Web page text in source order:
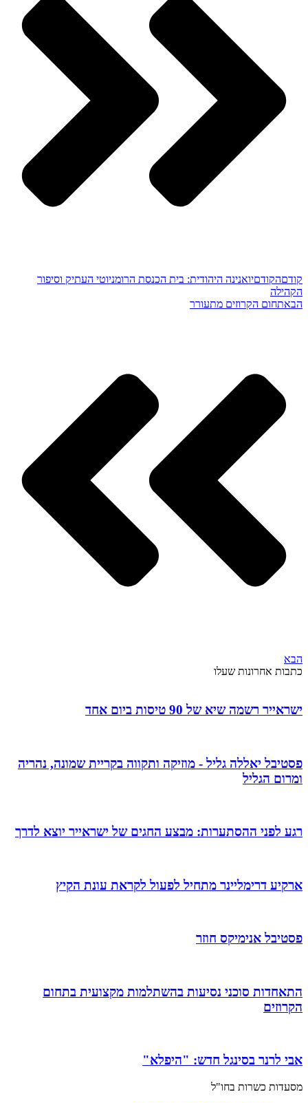
קודםהקודםיואנינה היהודית: בית הכנסת הרומניוטי העתיק וסיפור
הקהילה
הבאתחום הקרוזים מתעורר
הבא
כתבות אחרונות שעלו
ישראייר רשמה שיא של 90 טיסות ביום אחד
פסטיבל יאללה גליל - מוזיקה ותקווה בקריית שמונה, נהריה
ומרום הגליל
רגע לפני ההסתערות: מבצע החגים של ישראייר יוצא לדרך
ארקיע דרימליינר מתחיל לפעול לקראת עונת הקיץ
פסטיבל אנימיקס חוזר
התאחדות סוכני נסיעות בהשתלמות מקצועית בתחום
הקרוזים
אבי לרנר בסינגל חדש: "היפלא"
מסעדות כשרות בחו"ל